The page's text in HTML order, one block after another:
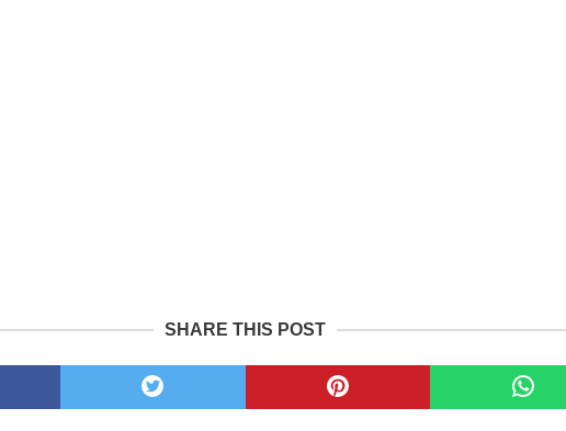
SHARE THIS POST